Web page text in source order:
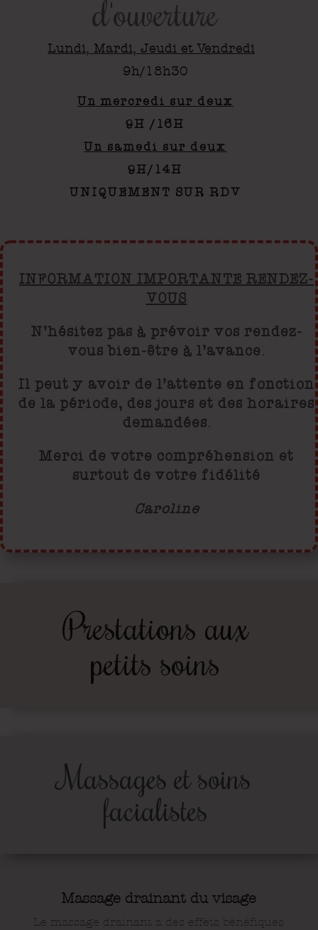
d'ouverture
Lundi, Mardi, Jeudi et Vendredi
9h/18h30
Un mercredi sur deux
9H /16H
Un samedi sur deux
9H/14H
UNIQUEMENT SUR RDV
INFORMATION IMPORTANTE RENDEZ-
VOUS
N’hésitez pas à prévoir vos rendez-
vous bien-être à l’avance.
Il peut y avoir de l’attente en fonction
de la période, des jours et des horaires
demandées.
Merci de votre compréhension et
surtout de votre fidélité
Caroline
Prestations aux
petits soins
Massages et soins
facialistes
Massage drainant du visage
Le massage drainant a des effets bénéfiques